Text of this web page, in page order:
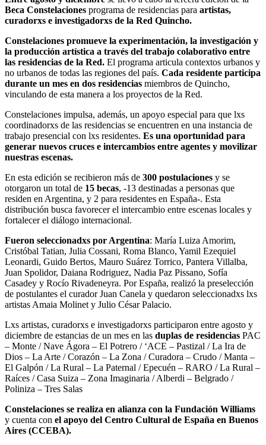
Beca Constelaciones programa de residencias para artistas,
curadorxs e investigadorxs de la Red Quincho.
Constelaciones promueve la experimentación, la investigación y
la producción artística a través del trabajo colaborativo entre
las residencias de la Red. El programa articula contextos urbanos y
no urbanos de todas las regiones del país. Cada residente participa
durante un mes en dos residencias miembros de Quincho,
vinculando de esta manera a los proyectos de la Red.
Constelaciones impulsa, además, un apoyo especial para que lxs
coordinadorxs de las residencias se encuentren en una instancia de
trabajo presencial con lxs residentes. Es una oportunidad para
generar nuevos cruces e intercambios entre agentes y movilizar
nuestras escenas.
En esta edición se recibieron más de 300 postulaciones y se
otorgaron un total de 15 becas, -13 destinadas a personas que
residen en Argentina, y 2 para residentes en España-. Esta
distribución busca favorecer el intercambio entre escenas locales y
fortalecer el diálogo internacional.
Fueron seleccionadxs por Argentina: María Luiza Amorim,
Cristóbal Tatian, Julia Cossani, Roma Blanco, Yamil Ezequiel
Leonardi, Guido Bertos, Mauro Suárez Torrico, Pantera Villalba,
Juan Spolidor, Daiana Rodriguez, Nadia Paz Pissano, Sofía
Casadey y Rocío Rivadeneyra. Por España, realizó la preselección
de postulantes el curador Juan Canela y quedaron seleccionadxs lxs
artistas Amaia Molinet y Julio César Palacio.
Lxs artistas, curadorxs e investigadorxs participaron entre agosto y
diciembre de estancias de un mes en las duplas de residencias PAC
– Monte / Nave Ágora – El Potrero / ‘ACE – Pastizal / La Ira de
Dios – La Arte / Corazón – La Zona / Curadora – Crudo / Manta –
El Galpón / La Rural – La Paternal / Epecuén – RARO / La Rural –
Raíces / Casa Suiza – Zona Imaginaria / Alberdi – Belgrado /
Poliniza – Tres Salas
Constelaciones se realiza en alianza con la Fundación Williams
y cuenta con el apoyo del Centro Cultural de España en Buenos
Aires (CCEBA).